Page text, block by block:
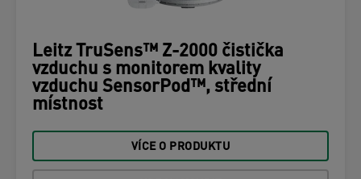
Leitz TruSens™ Z-2000 čistička
vzduchu s monitorem kvality
vzduchu SensorPod™, střední
místnost
VÍCE O PRODUKTU